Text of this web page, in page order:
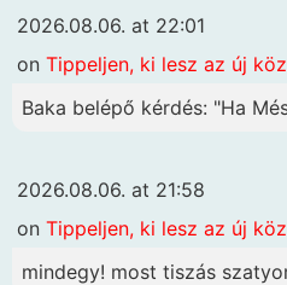
2026.08.06. at 22:01
on Tippeljen, ki lesz az új
Baka belépő kérdés: "Ha
2026.08.06. at 21:58
on Tippeljen, ki lesz az új
mindegy! most tiszás